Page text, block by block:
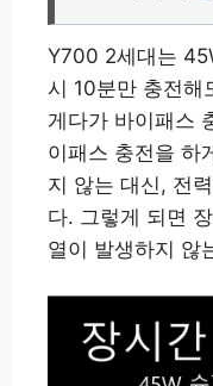
Y700 2세대는
시 10분만 충전해
게다가 바이패스
이패스 충전을 하
지 않는 대신, 전
다. 그렇게 되면
열이 발생하지 않